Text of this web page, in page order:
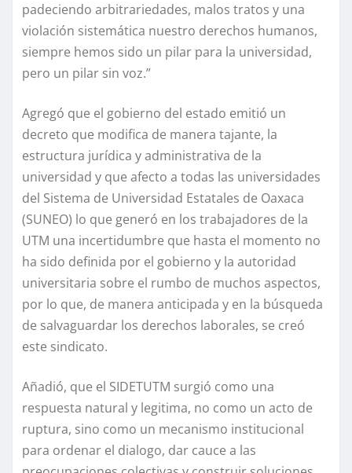
padeciendo arbitrariedades, malos tratos y una
violación sistemática nuestro derechos humanos,
siempre hemos sido un pilar para la universidad,
pero un pilar sin voz.”
Agregó que el gobierno del estado emitió un
decreto que modifica de manera tajante, la
estructura jurídica y administrativa de la
universidad y que afecto a todas las universidades
del Sistema de Universidad Estatales de Oaxaca
(SUNEO) lo que generó en los trabajadores de la
UTM una incertidumbre que hasta el momento no
ha sido definida por el gobierno y la autoridad
universitaria sobre el rumbo de muchos aspectos,
por lo que, de manera anticipada y en la búsqueda
de salvaguardar los derechos laborales, se creó
este sindicato.
Añadió, que el SIDETUTM surgió como una
respuesta natural y legitima, no como un acto de
ruptura, sino como un mecanismo institucional
para ordenar el dialogo, dar cauce a las